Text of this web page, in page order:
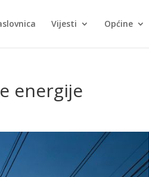
Vijesti Općine
energije